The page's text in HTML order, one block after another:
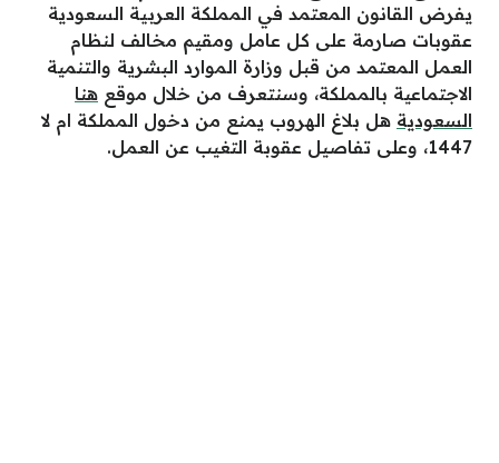
يفرض القانون المعتمد في المملكة العربية السعودية
عقوبات صارمة على كل عامل ومقيم مخالف لنظام
العمل المعتمد من قبل وزارة الموارد البشرية والتنمية
الاجتماعية بالمملكة، وسنتعرف من خلال موقع هنا
السعودية هل بلاغ الهروب يمنع من دخول المملكة ام لا
1447، وعلى تفاصيل عقوبة التغيب عن العمل.